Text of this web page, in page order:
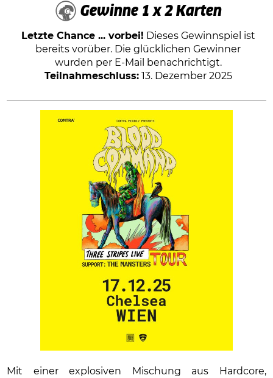
Gewinne 1 x 2 Karten
Letzte Chance ... vorbei! Dieses Gewinnspiel ist
bereits vorüber. Die glücklichen Gewinner
wurden per E-Mail benachrichtigt.
Teilnahmeschluss:13. Dezember 2025
Mit einer explosiven Mischung aus Hardcore,